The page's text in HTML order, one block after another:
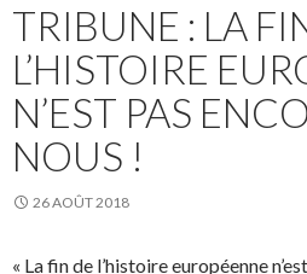
TRIBUNE : LA
L’HISTOIRE
N’EST PAS
NOUS !
26 AOÛT 2018
« La fin de l’histoire européenne